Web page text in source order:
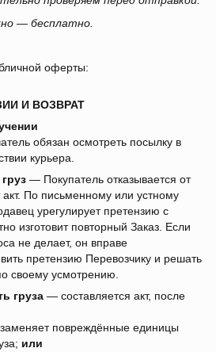
— бесплатно.
оферты:
И ВОЗВРАТ
обязан осмотреть посылку в
курьера.
— Покупатель отказывается от
акт. По письменному или устному
урегулирует претензию с
изготовит повторный Заказ. Если
не делает, он вправе
претензию Перевозчику и решать
своему усмотрению.
груза — составляется акт, после
повреждённые единицы
или